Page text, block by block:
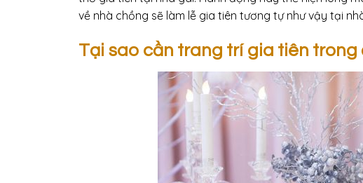
về nhà chồng sẽ làm lễ gia tiên tương tự như vậy tại
Tại sao cần trang trí gia tiên trong